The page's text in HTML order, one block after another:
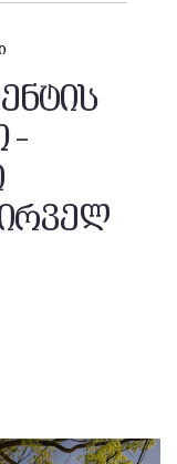
–